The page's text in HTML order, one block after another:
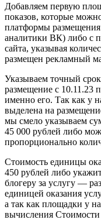
Добавляем первую
показов, которые
платформы
аналитики ВК) либо с
сайта, указывая
размещен рекламный
Указываем точный
размещение с 10.11.23
именно его. Так как у
выделена на
мы смело указываем
45 000 рублей либо
пропорционально
Стоимость единицы
450 рублей либо
блогеру за услугу —
единицей оказания
а так как площадки у
вычисления